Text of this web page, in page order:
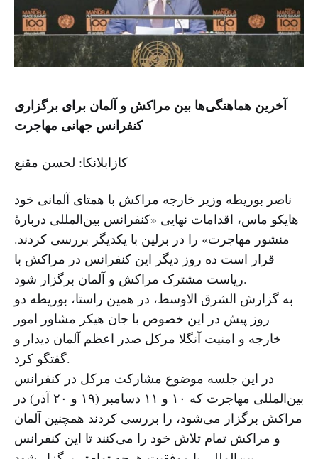
آخرین هماهنگی‌ها بین مراکش و آلمان برای برگزاری
کنفرانس جهانی مهاجرت
کازابلانکا: لحسن مقنع
ناصر بوریطه وزیر خارجه مراکش با همتای آلمانی خود
هایکو ماس، اقدامات نهایی «کنفرانس بین‌المللی دربارهٔ
منشور مهاجرت» را در برلین با یکدیگر بررسی کردند.
قرار است ده روز دیگر این کنفرانس در مراکش با
ریاست مشترک مراکش و آلمان برگزار شود.
به گزارش الشرق الاوسط، در همین راستا، بوریطه دو
روز پیش در این خصوص با جان هیکر مشاور امور
خارجه و امنیت آنگلا مرکل صدر اعظم آلمان دیدار و
گفتگو کرد.
در این جلسه موضوع مشارکت مرکل در کنفرانس
بین‌المللی مهاجرت که ۱۰ و ۱۱ دسامبر (۱۹ و ۲۰ آذر) در
مراکش برگزار می‌شود، را بررسی کردند همچنین آلمان
و مراکش تمام تلاش خود را می‌کنند تا این کنفرانس